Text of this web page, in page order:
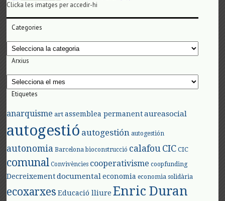
Clicka les imatges per accedir-hi
Categories
Categories
Arxius
Arxius
Etiquetes
anarquisme art assemblea permanent aureasocial
autogestió autogestión autogestión
autonomia Barcelona bioconstrucció calafouCIC CIC
comunal Convivències cooperativisme coopfunding
Decreixement documental economia economia solidària
ecoxarxes Educació lliure Enric Duran